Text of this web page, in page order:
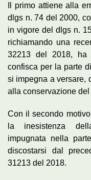
Il primo attiene alla
dlgs n. 74 del 2000,
in vigore del dlgs n.
richiamando una
32213 del 2018, ha
confisca per la parte
si impegna a versare,
alla conservazione del
Con il secondo
la inesistenza
impugnata nella
discostarsi dal
31213 del 2018.